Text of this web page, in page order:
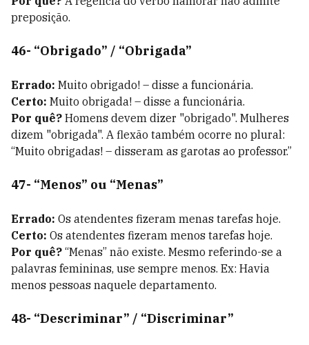
preposição.
46- “Obrigado” / “Obrigada”
Errado: Muito obrigado! – disse a funcionária.
Certo: Muito obrigada! – disse a funcionária.
Por quê? Homens devem dizer "obrigado". Mulheres
dizem "obrigada". A flexão também ocorre no plural:
“Muito obrigadas! – disseram as garotas ao professor.”
47- “Menos” ou “Menas”
Errado: Os atendentes fizeram menas tarefas hoje.
Certo: Os atendentes fizeram menos tarefas hoje.
Por quê? “Menas” não existe. Mesmo referindo-se a
palavras femininas, use sempre menos. Ex: Havia
menos pessoas naquele departamento.
48- “Descriminar” / “Discriminar”